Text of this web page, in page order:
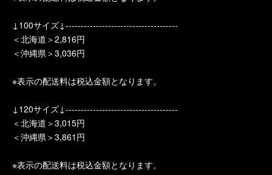
↓100サイズ↓-------------------------------------
＜北海道＞2,816円
＜沖縄県＞3,036円
※表示の配送料は税込金額となります。
↓120サイズ↓-------------------------------------
＜北海道＞3,015円
＜沖縄県＞3,861円
※表示の配送料は税込金額となります。